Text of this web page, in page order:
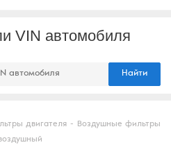
VIN автомобиля
Найти
двигателя -
Воздушные фильтры